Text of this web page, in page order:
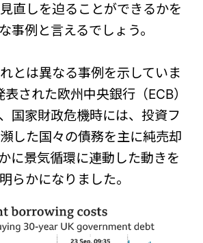
直しを迫ることができるかを
事例と言えるでしょう。
とは異なる事例を示していま
された欧州中央銀行（ECB）
国家財政危機時には、投資フ
した国々の債務を主に純売却
に景気循環に連動した動きを
らかになりました。